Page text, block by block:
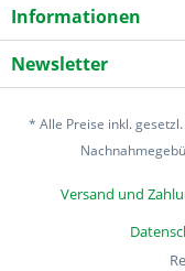
Informationen
Newsletter
* Alle Preise inkl.
Versand und